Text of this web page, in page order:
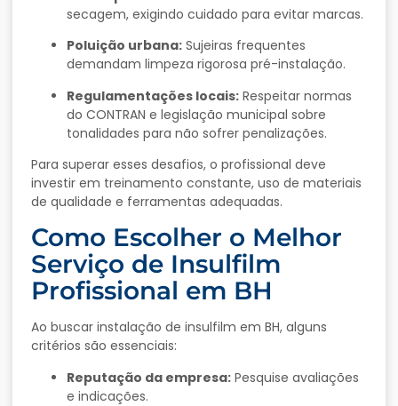
secagem, exigindo cuidado para evitar marcas.
Poluição urbana: Sujeiras frequentes
demandam limpeza rigorosa pré-instalação.
Regulamentações locais: Respeitar normas
do CONTRAN e legislação municipal sobre
tonalidades para não sofrer penalizações.
Para superar esses desafios, o profissional deve
investir em treinamento constante, uso de materiais
de qualidade e ferramentas adequadas.
Como Escolher o Melhor
Serviço de Insulfilm
Profissional em BH
Ao buscar instalação de insulfilm em BH, alguns
critérios são essenciais:
Reputação da empresa: Pesquise avaliações
e indicações.